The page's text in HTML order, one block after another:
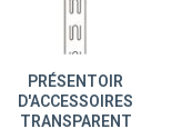
PRÉSENTOIR
D'ACCESSOIRES
TRANSPARENT